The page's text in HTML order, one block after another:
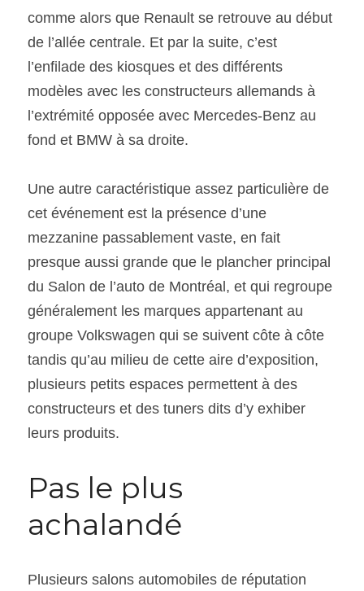
comme alors que Renault se retrouve au début
de l’allée centrale. Et par la suite, c’est
l’enfilade des kiosques et des différents
modèles avec les constructeurs allemands à
l’extrémité opposée avec Mercedes-Benz au
fond et BMW à sa droite.
Une autre caractéristique assez particulière de
cet événement est la présence d’une
mezzanine passablement vaste, en fait
presque aussi grande que le plancher principal
du Salon de l’auto de Montréal, et qui regroupe
généralement les marques appartenant au
groupe Volkswagen qui se suivent côte à côte
tandis qu’au milieu de cette aire d’exposition,
plusieurs petits espaces permettent à des
constructeurs et des tuners dits d’y exhiber
leurs produits.
Pas le plus
achalandé
Plusieurs salons automobiles de réputation